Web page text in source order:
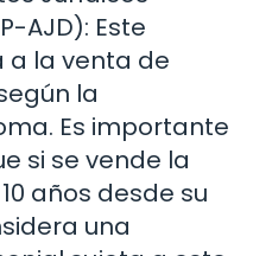
AJD): Este
a la venta de
la
Es importante
si se vende la
años desde su
una